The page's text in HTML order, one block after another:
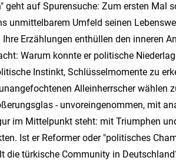
geht auf Spurensuche: Zum ersten Mal
unmittelbarem Umfeld seinen
Erzählungen enthüllen den inneren
Warum konnte er politische
Instinkt, Schlüsselmomente zu
Alleinherrscher wählen
- unvoreingenommen, mit
im Mittelpunkt steht: mit Triumphen
Ist er Reformer oder "politisches
die türkische Community in